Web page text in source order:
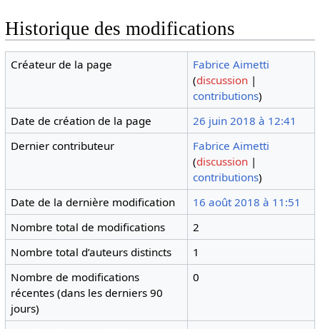
Historique des modifications
Créateur de la page
Fabrice Aimetti
(discussion |
contributions)
Date de création de la page
26 juin 2018 à 12:41
Dernier contributeur
Fabrice Aimetti
(discussion |
contributions)
Date de la dernière modification
16 août 2018 à 11:51
Nombre total de modifications
2
Nombre total d’auteurs distincts
1
Nombre de modifications
récentes (dans les derniers 90
jours)
0